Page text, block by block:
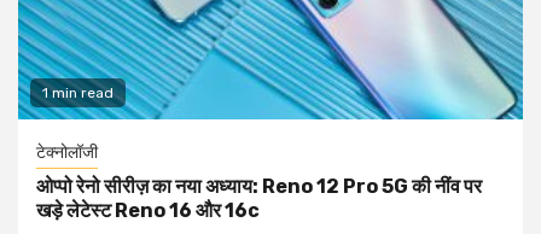
1 min read
टेक्नोलॉजी
ओप्पो रेनो सीरीज़ का नया अध्याय: Reno 12 Pro 5G की नींव पर
खड़े लेटेस्ट Reno 16 और 16c